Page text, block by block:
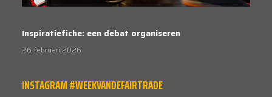
Inspiratiefiche: een debat organiseren
26 februari 2026
INSTAGRAM #WEEKVANDEFAIRTRADE